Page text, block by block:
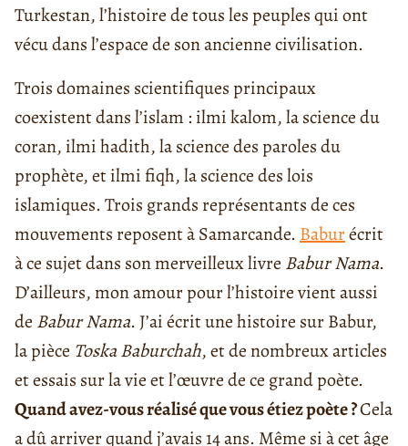
Turkestan, l’histoire de tous les peuples qui ont
vécu dans l’espace de son ancienne civilisation.
Trois domaines scientifiques principaux
coexistent dans l’islam : ilmi kalom, la science du
coran, ilmi hadith, la science des paroles du
prophète, et ilmi fiqh, la science des lois
islamiques. Trois grands représentants de ces
mouvements reposent à Samarcande. Baburécrit
à ce sujet dans son merveilleux livre Babur Nama.
D’ailleurs, mon amour pour l’histoire vient aussi
de Babur Nama. J’ai écrit une histoire sur Babur,
la pièce Toska Baburchah, et de nombreux articles
et essais sur la vie et l’œuvre de ce grand poète.
Quand avez-vous réalisé que vous étiez poète ?Cela
a dû arriver quand j’avais 14 ans. Même si à cet âge